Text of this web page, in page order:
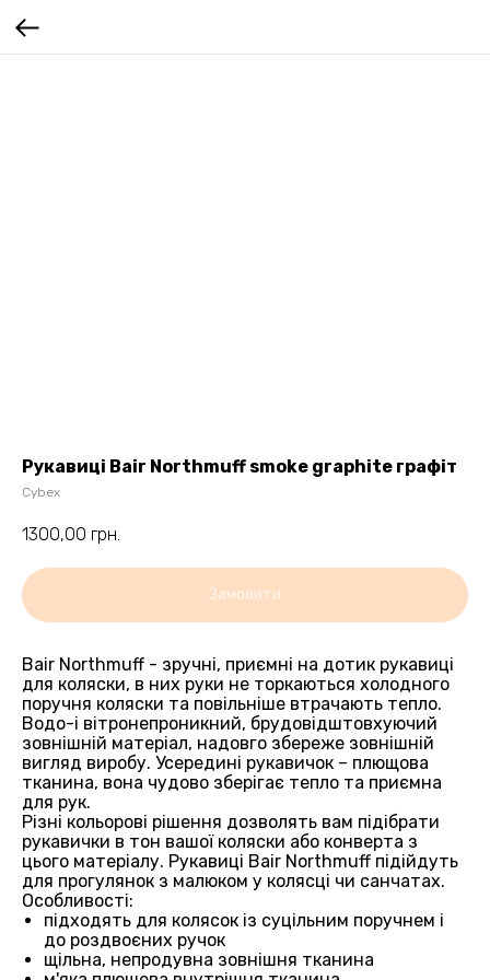
Рукавиці Bair Northmuff smoke graphite графіт
Cybex
1300,00 грн.
Замовити
Bair Northmuff - зручні, приємні на дотик рукавиці
для коляски, в них руки не торкаються холодного
поручня коляски та повільніше втрачають тепло.
Водо-і вітронепроникний, брудовідштовхуючий
зовнішній матеріал, надовго збереже зовнішній
вигляд виробу. Усередині рукавичок – плющова
тканина, вона чудово зберігає тепло та приємна
для рук.
Різні кольорові рішення дозволять вам підібрати
рукавички в тон вашої коляски або конверта з
цього матеріалу. Рукавиці Bair Northmuff підійдуть
для прогулянок з малюком у колясці чи санчатах.
Особливості:
підходять для колясок із суцільним поручнем і
до роздвоєних ручок
щільна, непродувна зовнішня тканина